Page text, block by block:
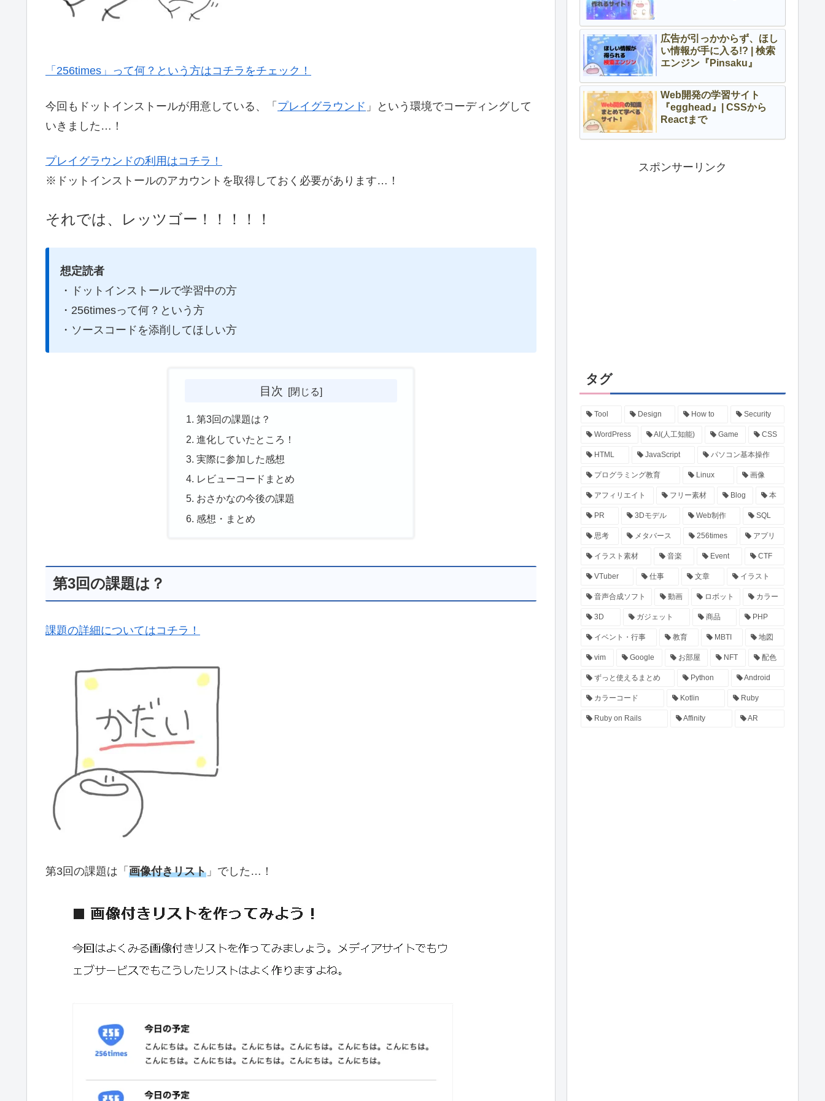
「256times」って何？という方はコチラをチェック！
今回もドットインストールが用意している、「 プレイグラウンド 」という環境でコーディングして
いきました…！
プレイグラウンドの利用はコチラ！
※ドットインストールのアカウントを取得しておく必要があります…！
それでは、レッツゴー！！！！！
想定読者
・ドットインストールで学習中の方
・256timesって何？という方
・ソースコードを添削してほしい方
目次
第3回の課題は？
進化していたところ！
実際に参加した感想
レビューコードまとめ
おさかなの今後の課題
感想・まとめ
第3回の課題は？
課題の詳細についてはコチラ！
第3回の課題は「 画像付きリスト 」でした…！
広告が引っかからず、ほし
い情報が手に入る!? | 検索
エンジン『Pinsaku』
Web開発の学習サイト
『egghead』| CSSから
Reactまで
スポンサーリンク
タグ
Tool Design How to Security
WordPress AI(人工知能) Game CSS
HTML JavaScript パソコン基本操作
プログラミング教育 Linux 画像
アフィリエイト フリー素材 Blog 本
PR 3Dモデル Web制作 SQL
思考 メタバース 256times アプリ
イラスト素材 音楽 Event CTF
VTuber 仕事 文章 イラスト
音声合成ソフト 動画 ロボット カラー
3D ガジェット 商品 PHP
イベント・行事 教育 MBTI 地図
vim Google お部屋 NFT 配色
ずっと使えるまとめ Python Android
カラーコード Kotlin Ruby
Ruby on Rails Affinity AR